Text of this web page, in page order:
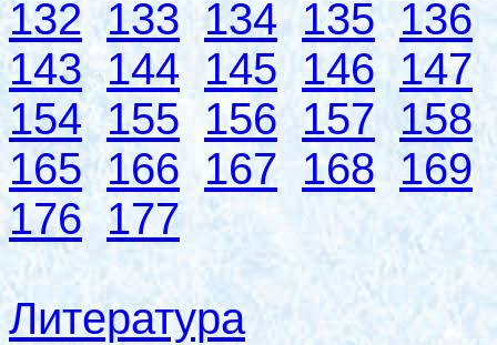
132 133 134 135 136
143 144 145 146 147
154 155 156 157 158
165 166 167 168 169
176 177
Литература